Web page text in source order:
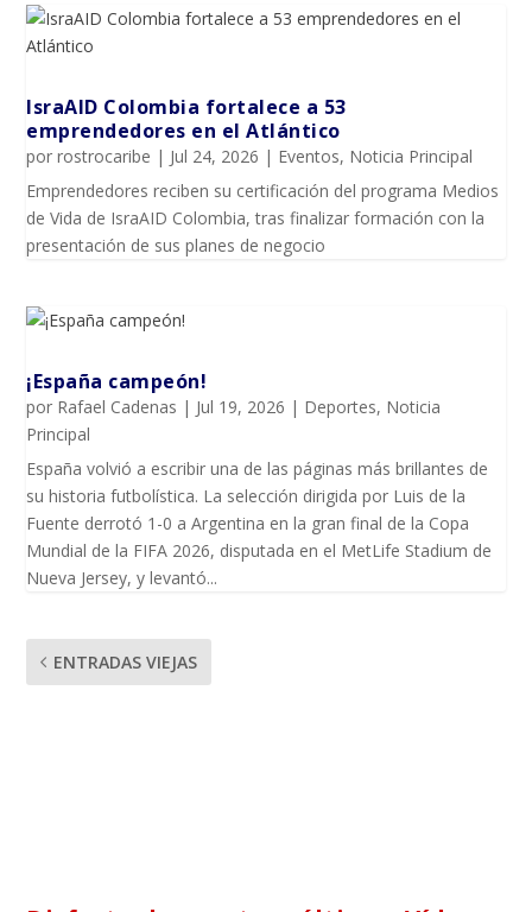
IsraAID Colombia fortalece a 53
emprendedores en el Atlántico
porrostrocaribe | Jul 24, 2026 | Eventos, Noticia Principal
Emprendedores reciben su certificación del programa Medios
de Vida de IsraAID Colombia, tras finalizar formación con la
presentación de sus planes de negocio
¡España campeón!
por Rafael Cadenas | Jul 19, 2026 | Deportes, Noticia
Principal
España volvió a escribir una de las páginas más brillantes de
su historia futbolística. La selección dirigida por Luis de la
Fuente derrotó 1-0 a Argentina en la gran final de la Copa
Mundial de la FIFA 2026, disputada en el MetLife Stadium de
Nueva Jersey, y levantó...
ENTRADAS VIEJAS